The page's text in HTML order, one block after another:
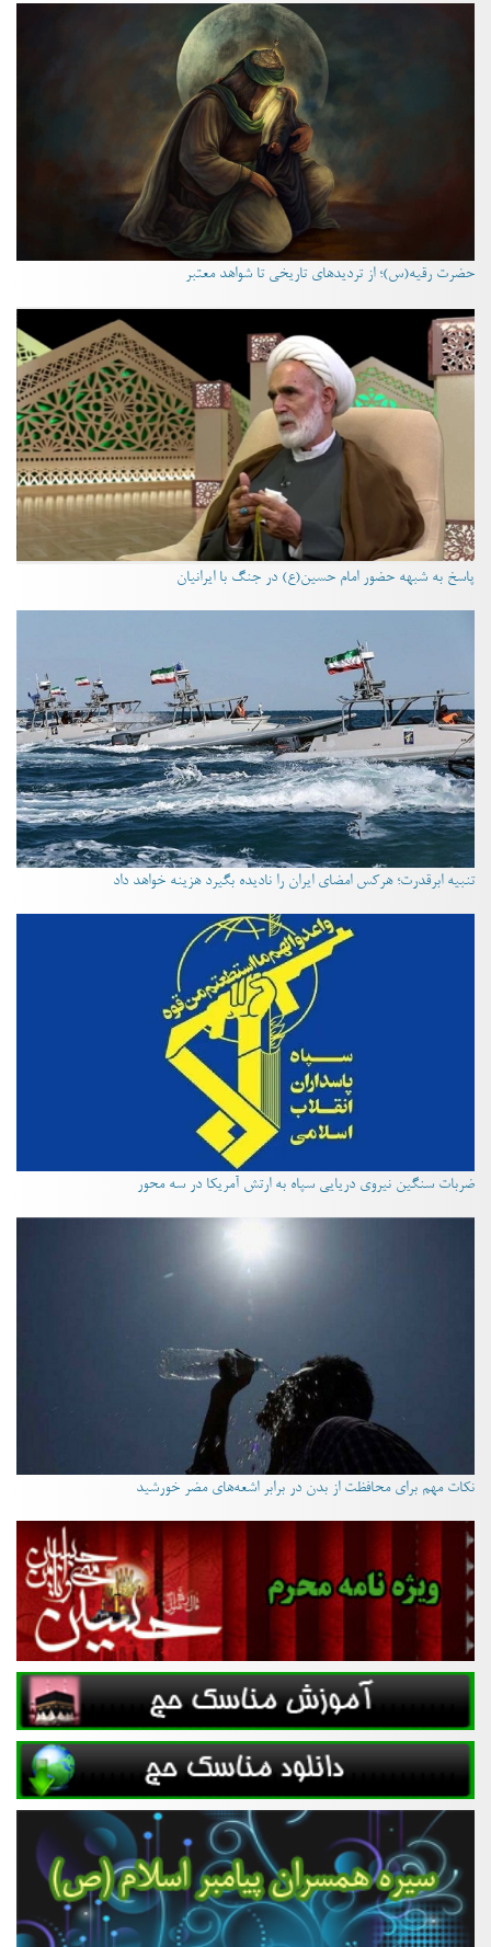
حضرت رقیه(س)؛ از تردیدهای تاریخی تا شواهد معتبر
پاسخ به شبهه حضور امام حسین(ع) در جنگ با ایرانیان
تنبیه ابرقدرت؛ هرکس امضای ایران را نادیده بگیرد هزینه خواهد داد
ضربات سنگین نیروی دریایی سپاه به ارتش آمریکا در سه محور
نکات مهم برای محافظت از بدن در برابر اشعه‌های مضر خورشید